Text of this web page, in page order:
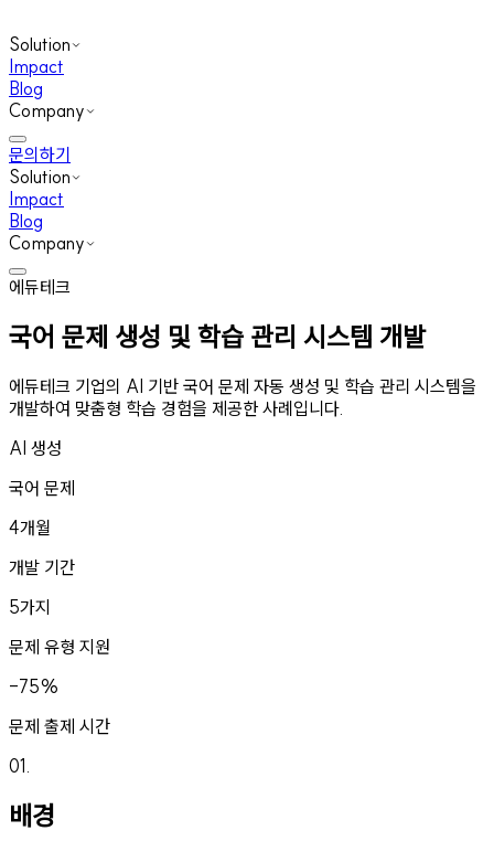
Solution
Impact
Blog
Company
문의하기
Solution
Impact
Blog
Company
에듀테크
국어 문제 생성 및 학습 관리 시스템 개발
에듀테크 기업의 AI 기반 국어 문제 자동 생성 및 학습 관리 시스템을
개발하여 맞춤형 학습 경험을 제공한 사례입니다.
AI 생성
국어 문제
4개월
개발 기간
5가지
문제 유형 지원
-75%
문제 출제 시간
01
배경